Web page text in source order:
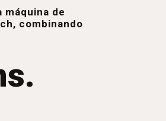
de
combinando